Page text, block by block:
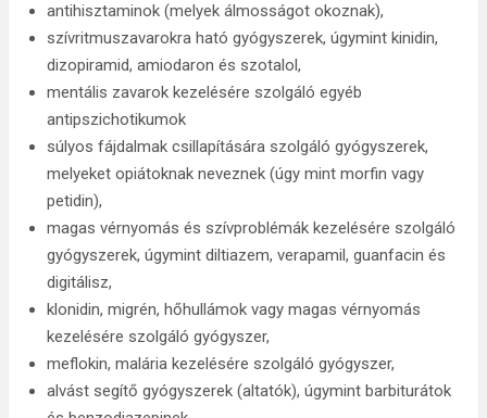
antihisztaminok (melyek álmosságot okoznak),
szívritmuszavarokra ható gyógyszerek, úgymint kinidin,
dizopiramid, amiodaron és szotalol,
mentális zavarok kezelésére szolgáló egyéb
antipszichotikumok
súlyos fájdalmak csillapítására szolgáló gyógyszerek,
melyeket opiátoknak neveznek (úgy mint morfin vagy
petidin),
magas vérnyomás és szívproblémák kezelésére szolgáló
gyógyszerek, úgymint diltiazem, verapamil, guanfacin és
digitálisz,
klonidin, migrén, hőhullámok vagy magas vérnyomás
kezelésére szolgáló gyógyszer,
meflokin, malária kezelésére szolgáló gyógyszer,
alvást segítő gyógyszerek (altatók), úgymint barbiturátok